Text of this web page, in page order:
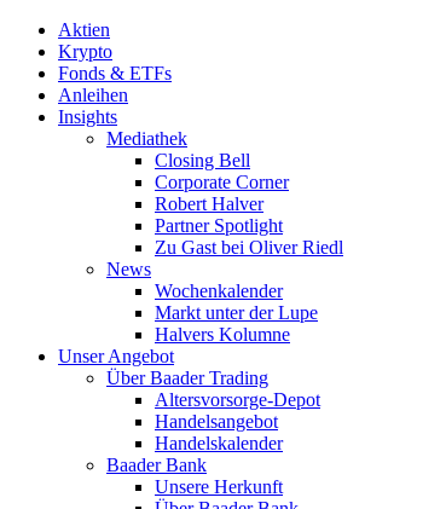
Aktien
Krypto
Fonds & ETFs
Anleihen
Insights
Mediathek
Closing Bell
Corporate Corner
Robert Halver
Partner Spotlight
Zu Gast bei Oliver Riedl
News
Wochenkalender
Markt unter der Lupe
Halvers Kolumne
Unser Angebot
Über Baader Trading
Altersvorsorge-Depot
Handelsangebot
Handelskalender
Baader Bank
Unsere Herkunft